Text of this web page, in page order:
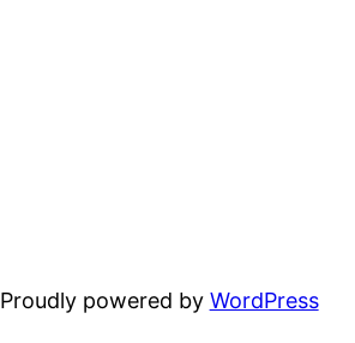
Proudly powered by WordPress